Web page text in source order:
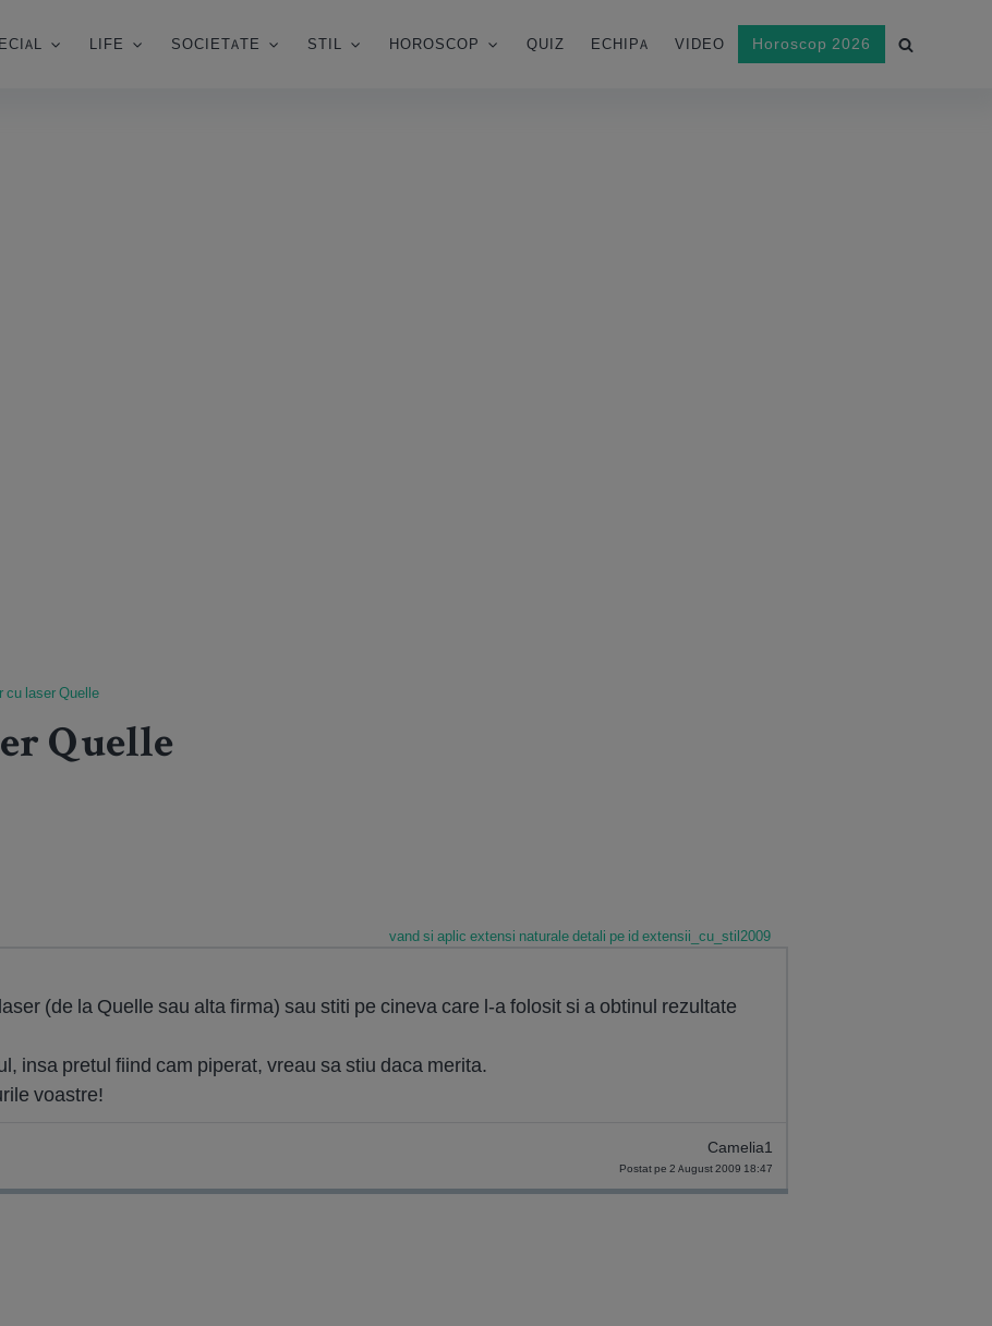
LIFE SOCIETATE STIL HOROSCOP QUIZ ECHIPA VIDEO Horoscop 2026
cu laser Quelle
Quelle
vand si aplic extensi naturale detali pe id extensii_cu_stil2009
(de la Quelle sau alta firma) sau stiti pe cineva care l-a folosit si a obtinul rezultate
insa pretul fiind cam piperat, vreau sa stiu daca merita.
voastre!
Camelia1
Postat pe 2 August 2009 18:47